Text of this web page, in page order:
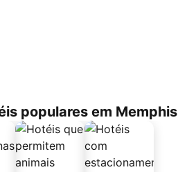
populares em Memphis